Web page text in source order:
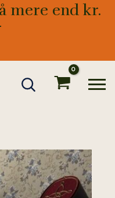
mere end kr.